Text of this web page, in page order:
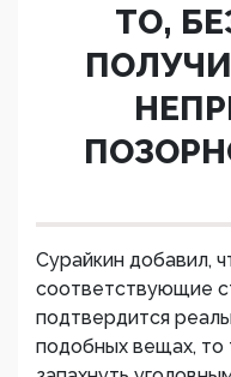
ТО,
Сурайкин добавил,
соответствующие
подтвердится
подобных вещах, то